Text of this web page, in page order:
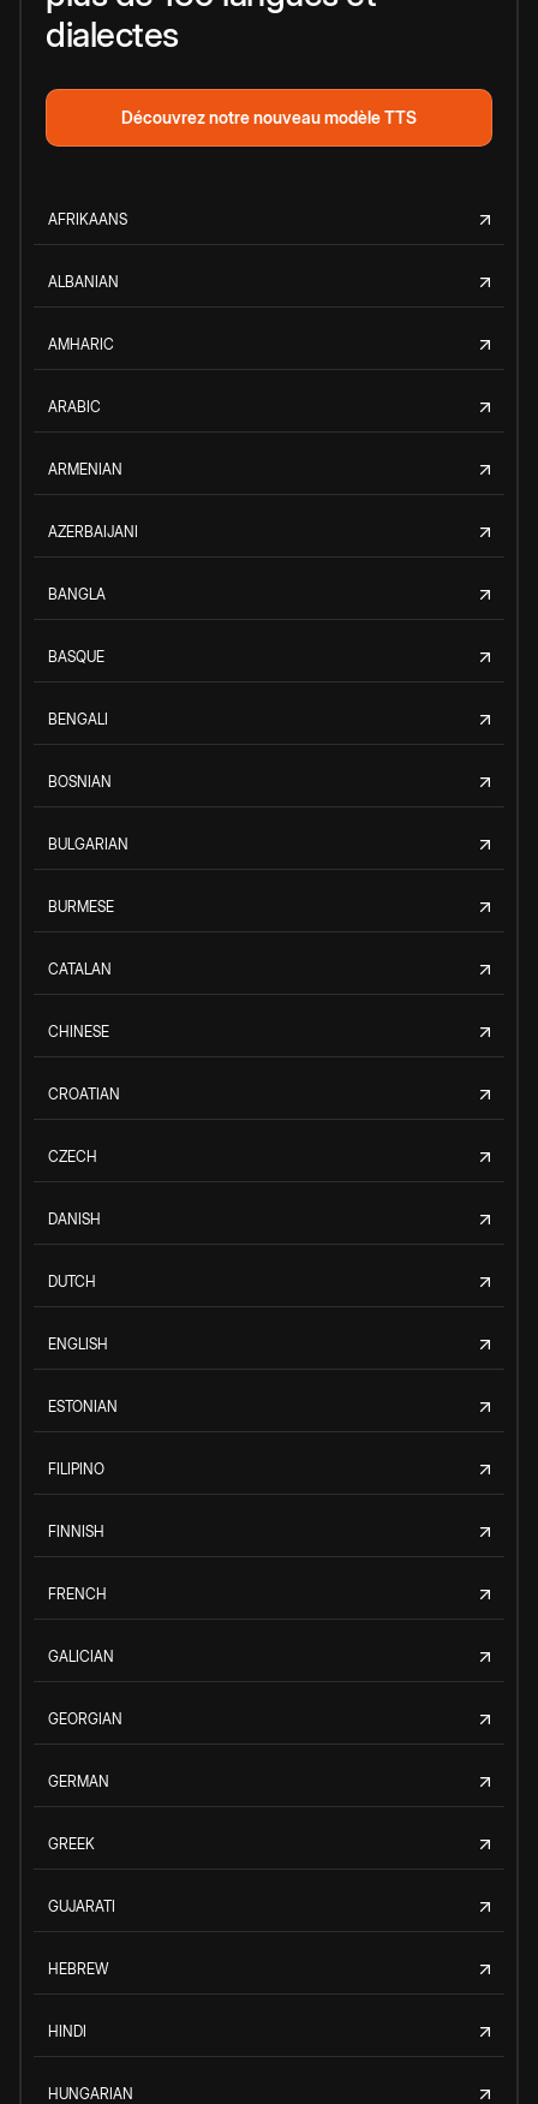
dialectes
Découvrez notre nouveau modèle TTS
AFRIKAANS
ALBANIAN
AMHARIC
ARABIC
ARMENIAN
AZERBAIJANI
BANGLA
BASQUE
BENGALI
BOSNIAN
BULGARIAN
BURMESE
CATALAN
CHINESE
CROATIAN
CZECH
DANISH
DUTCH
ENGLISH
ESTONIAN
FILIPINO
FINNISH
FRENCH
GALICIAN
GEORGIAN
GERMAN
GREEK
GUJARATI
HEBREW
HINDI
HUNGARIAN